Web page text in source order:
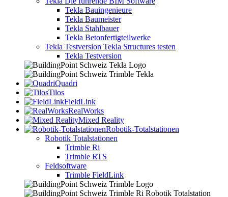
Tekla Bauingenieure
Tekla Baumeister
Tekla Stahlbauer
Tekla Betonfertigteilwerke
Tekla Testversion Tekla Structures testen
Tekla Testversion
Quadri
Tilos
FieldLink
RealWorks
Mixed Reality
Robotik-Totalstationen
Robotik Totalstationen
Trimble Ri
Trimble RTS
Feldsoftware
Trimble FieldLink